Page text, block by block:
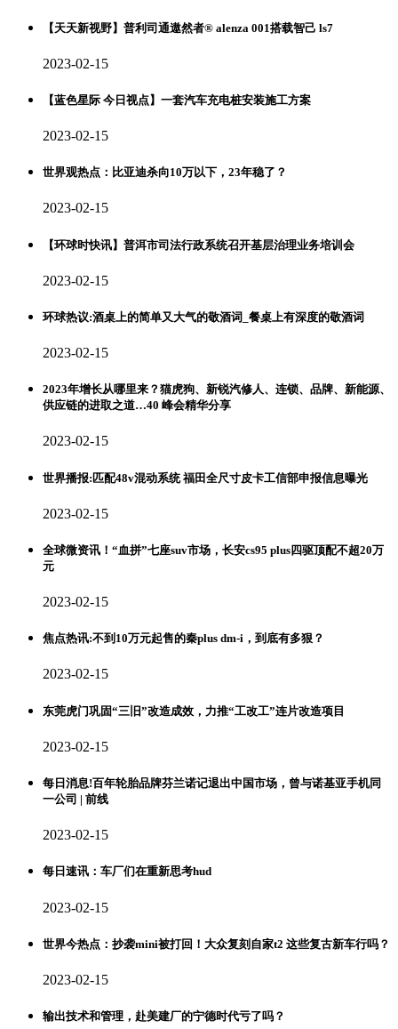
【天天新视野】普利司通遨然者® alenza 001搭载智己 ls7
2023-02-15
【蓝色星际 今日视点】一套汽车充电桩安装施工方案
2023-02-15
世界观热点：比亚迪杀向10万以下，23年稳了？
2023-02-15
【环球时快讯】普洱市司法行政系统召开基层治理业务培训会
2023-02-15
环球热议:酒桌上的简单又大气的敬酒词_餐桌上有深度的敬酒词
2023-02-15
2023年增长从哪里来？猫虎狗、新锐汽修人、连锁、品牌、新能源、
供应链的进取之道…40 峰会精华分享
2023-02-15
世界播报:匹配48v混动系统 福田全尺寸皮卡工信部申报信息曝光
2023-02-15
全球微资讯！“血拼”七座suv市场，长安cs95 plus四驱顶配不超20万
元
2023-02-15
焦点热讯:不到10万元起售的秦plus dm-i，到底有多狠？
2023-02-15
东莞虎门巩固“三旧”改造成效，力推“工改工”连片改造项目
2023-02-15
每日消息!百年轮胎品牌芬兰诺记退出中国市场，曾与诺基亚手机同
一公司 | 前线
2023-02-15
每日速讯：车厂们在重新思考hud
2023-02-15
世界今热点：抄袭mini被打回！大众复刻自家t2 这些复古新车行吗？
2023-02-15
​输出技术和管理，赴美建厂的宁德时代亏了吗？